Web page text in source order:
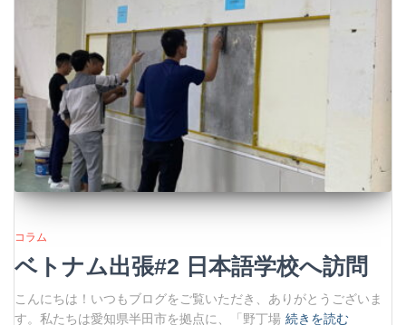
コラム
ベトナム出張#2 日本語学校へ訪問
こんにちは！いつもブログをご覧いただき、ありがとうございま
す。私たちは愛知県半田市を拠点に、「野丁場 続きを読む